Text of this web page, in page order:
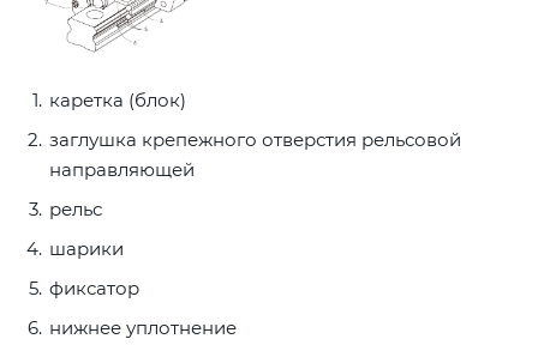
каретка (блок)
заглушка крепежного отверстия рельсовой
направляющей
рельс
шарики
фиксатор
нижнее уплотнение